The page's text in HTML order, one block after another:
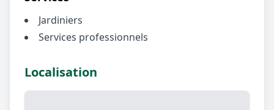
Jardiniers
Services professionnels
Localisation